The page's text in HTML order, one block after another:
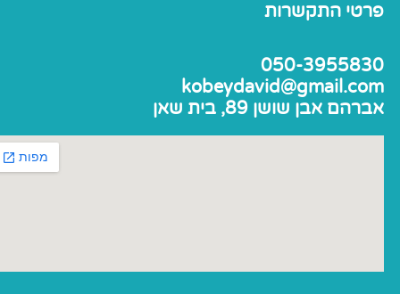
פרטי התקשרות
050-3955830
kobeydavid@gmail.com
אברהם אבן שושן 89, בית שאן